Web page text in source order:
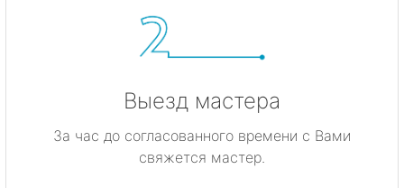
Выезд мастера
За час до согласованного времени с Вами
свяжется мастер.